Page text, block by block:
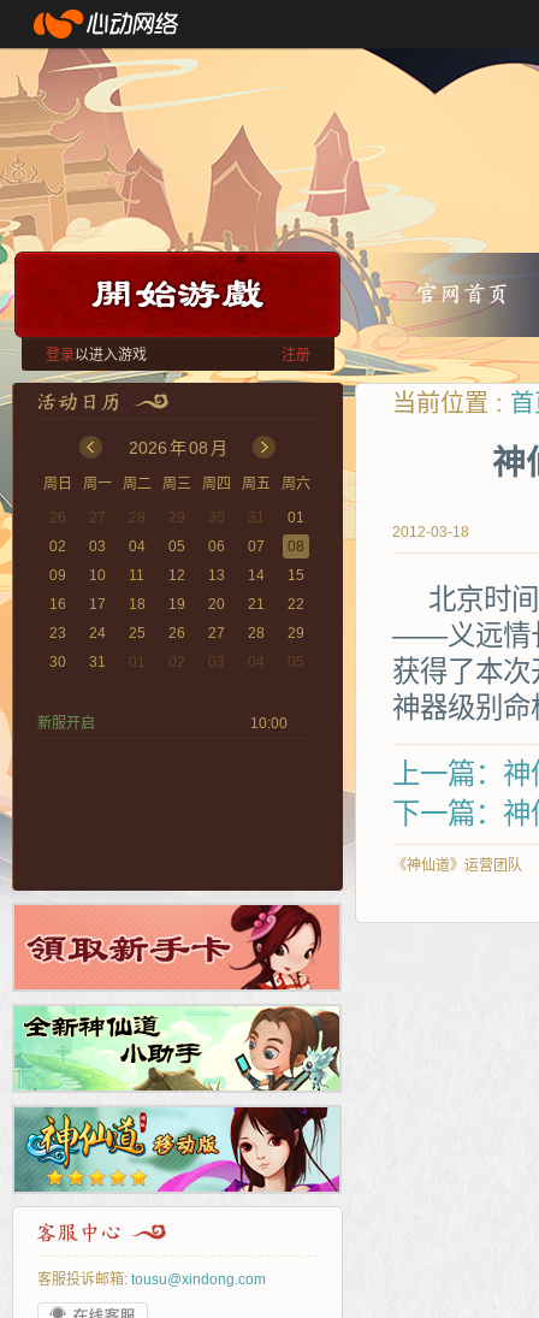
登录以进入游戏 注册
2026年08 月
周日 周一 周二 周三 周四 周五
周六
26
27 28 29 30 31
01
02
03 04 05 06 07
08
09
10 11 12 13 14
15
16
17 18 19 20 21
22
23
24 25 26 27 28
29
30
31 01 02 03 04 05
新服开启 10:00
客服投诉邮箱: tousu@xindong.com
当前位置 :
神
2012-03-18
北京时间
——义远情
获得了本
神器级别
上一篇：
下一篇：
《神仙道》运营团队